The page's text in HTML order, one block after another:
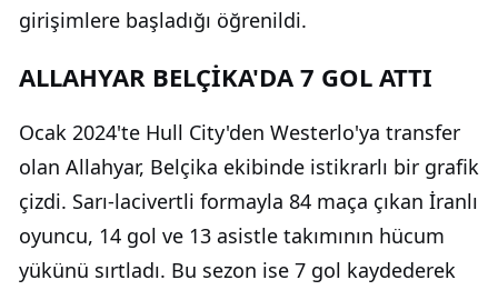
girişimlere başladığı öğrenildi.
ALLAHYAR BELÇİKA'DA 7 GOL ATTI
Ocak 2024'te Hull City'den Westerlo'ya transfer
olan Allahyar, Belçika ekibinde istikrarlı bir grafik
çizdi. Sarı-lacivertli formayla 84 maça çıkan İranlı
oyuncu, 14 gol ve 13 asistle takımının hücum
yükünü sırtladı. Bu sezon ise 7 gol kaydederek